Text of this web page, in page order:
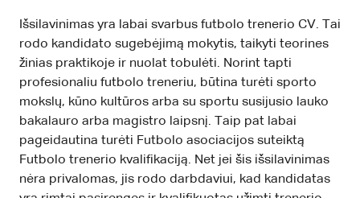
Išsilavinimas yra labai svarbus futbolo trenerio CV. Tai
rodo kandidato sugebėjimą mokytis, taikyti teorines
žinias praktikoje ir nuolat tobulėti. Norint tapti
profesionaliu futbolo treneriu, būtina turėti sporto
mokslų, kūno kultūros arba su sportu susijusio lauko
bakalauro arba magistro laipsnį. Taip pat labai
pageidautina turėti Futbolo asociacijos suteiktą
Futbolo trenerio kvalifikaciją. Net jei šis išsilavinimas
nėra privalomas, jis rodo darbdaviui, kad kandidatas